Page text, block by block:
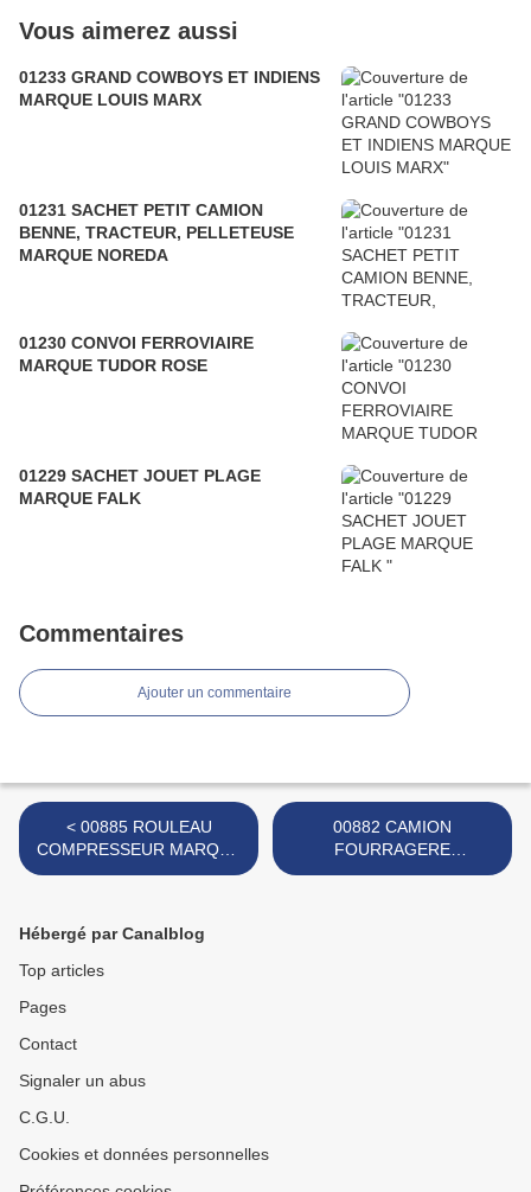
Vous aimerez aussi
01233 GRAND COWBOYS ET INDIENS
MARQUE LOUIS MARX
01231 SACHET PETIT CAMION
BENNE, TRACTEUR, PELLETEUSE
MARQUE NOREDA
01230 CONVOI FERROVIAIRE
MARQUE TUDOR ROSE
01229 SACHET JOUET PLAGE
MARQUE FALK
Commentaires
Ajouter un commentaire
< 00885 ROULEAU
COMPRESSEUR MARQUE
TUDOR ROSE
00882 CAMION
FOURRAGERE
BETAILLERE MARQUE
Hébergé par Canalblog
Top articles
Pages
Contact
Signaler un abus
C.G.U.
Cookies et données personnelles